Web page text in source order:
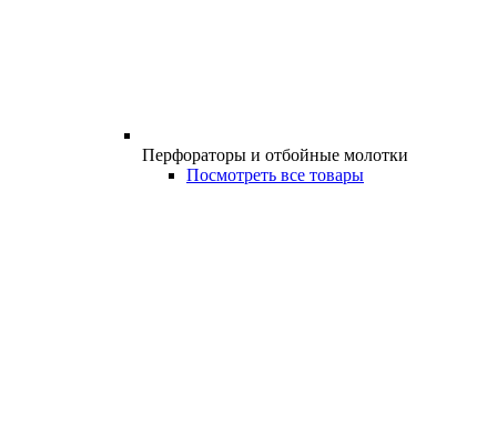
Перфораторы и отбойные молотки
Посмотреть все товары